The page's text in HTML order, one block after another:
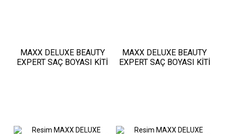
MAXX DELUXE BEAUTY
EXPERT SAÇ BOYASI KİTİ
MAXX DELUXE BEAUTY
EXPERT SAÇ BOYASI KİTİ